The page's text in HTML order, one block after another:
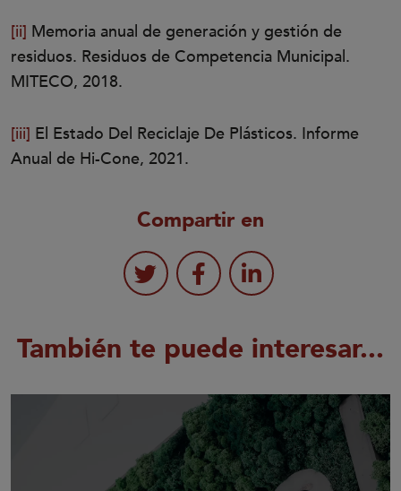
[ii] Memoria anual de generación y gestión de
residuos. Residuos de Competencia Municipal.
MITECO, 2018.
[iii] El Estado Del Reciclaje De Plásticos. Informe
Anual de Hi-Cone, 2021.
Compartir en
También te puede interesar...